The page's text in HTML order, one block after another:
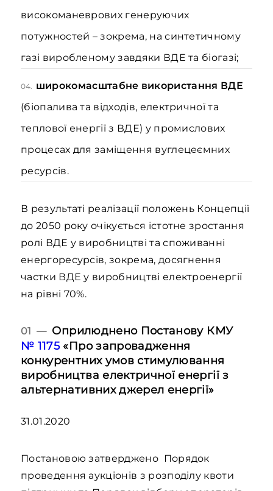
високоманеврових генеруючих
потужностей – зокрема, на синтетичному
газі виробленому завдяки ВДЕ та біогазі;
04. широкомасштабне використання ВДЕ
(біопалива та відходів, електричної та
теплової енергії з ВДЕ) у промислових
процесах для заміщення вуглецеємних
ресурсів.
В результаті реалізації положень Концепції
до 2050 року очікується істотне зростання
ролі ВДЕ у виробництві та споживанні
енергоресурсів, зокрема, досягнення
частки ВДЕ у виробництві електроенергії
на рівні 70%.
01 — Оприлюднено Постанову КМУ
№ 1175«Про запровадження
конкурентних умов стимулювання
виробництва електричної енергії з
альтернативних джерел енергії»
31.01.2020
Постановою затверджено Порядок
проведення аукціонів з розподілу квоти